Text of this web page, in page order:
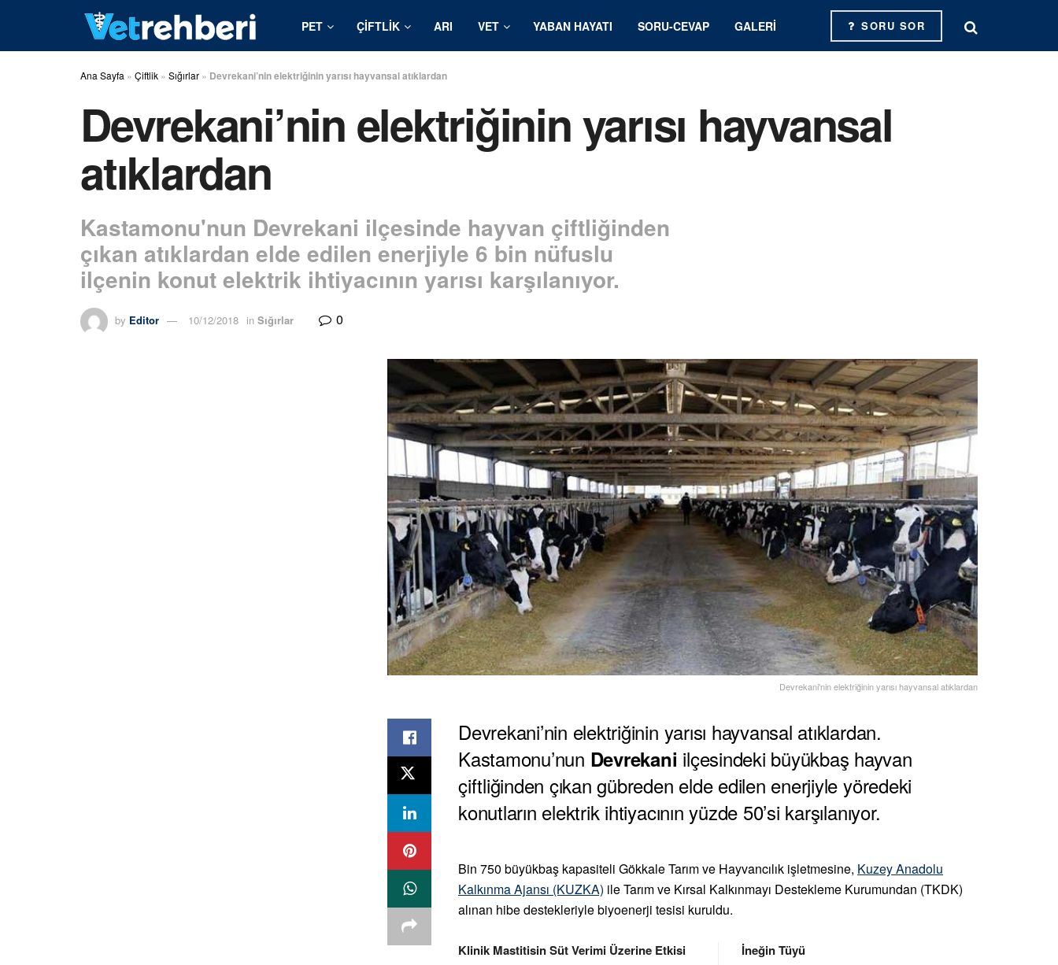
PET ÇIFTLIK ARI VET YABAN HAYATI SORU-CEVAP GALERI SORU SOR
Ana Sayfa » Çiftlik » Sığırlar » Devrekani’nin elektriğinin yarısı hayvansal atıklardan
Devrekani’nin elektriğinin yarısı hayvansal
atıklardan
Kastamonu'nun Devrekani ilçesinde hayvan çiftliğinden
çıkan atıklardan elde edilen enerjiyle 6 bin nüfuslu
ilçenin konut elektrik ihtiyacının yarısı karşılanıyor.
by Editor 10/12/2018 in Sığırlar 0
Devrekani'nin elektriğinin yarısı hayvansal atıklardan
Devrekani’nin elektriğinin yarısı hayvansal atıklardan.
Kastamonu’nun Devrekani ilçesindeki büyükbaş hayvan
çiftliğinden çıkan gübreden elde edilen enerjiyle yöredeki
konutların elektrik ihtiyacının yüzde 50’si karşılanıyor.
Bin 750 büyükbaş kapasiteli Gökkale Tarım ve Hayvancılık işletmesine, Kuzey Anadolu
Kalkınma Ajansı (KUZKA) ile Tarım ve Kırsal Kalkınmayı Destekleme Kurumundan (TKDK)
alınan hibe destekleriyle biyoenerji tesisi kuruldu.
Klinik Mastitisin Süt Verimi Üzerine Etkisi
İneğin Tüyü